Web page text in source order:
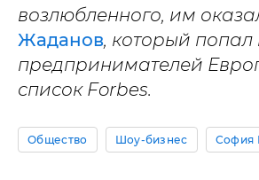
возлюбленного, им
Жаданов, который попал
предпринимателей
список Forbes.
Общество Шоу-бизнес София